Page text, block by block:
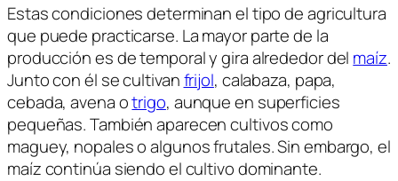
Estas condiciones determinan el tipo de agricultura
que puede practicarse. La mayor parte de la
producción es de temporal y gira alrededor del maíz.
Junto con él se cultivanfrijol, calabaza, papa,
cebada, avena otrigo, aunque en superficies
pequeñas. También aparecen cultivos como
maguey, nopales o algunos frutales. Sin embargo, el
maíz continúa siendo el cultivo dominante.